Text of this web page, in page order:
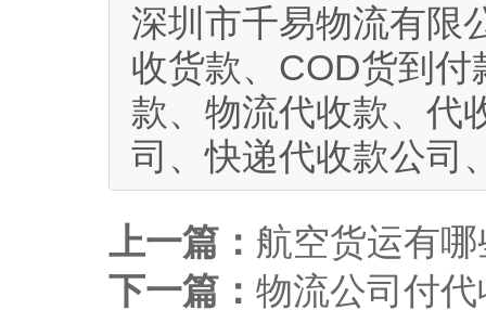
深圳市千易物流有限
收货款、COD货到
款、物流代收款、代
司、快递代收款公司
上一篇： 航空货运有
下一篇： 物流公司付